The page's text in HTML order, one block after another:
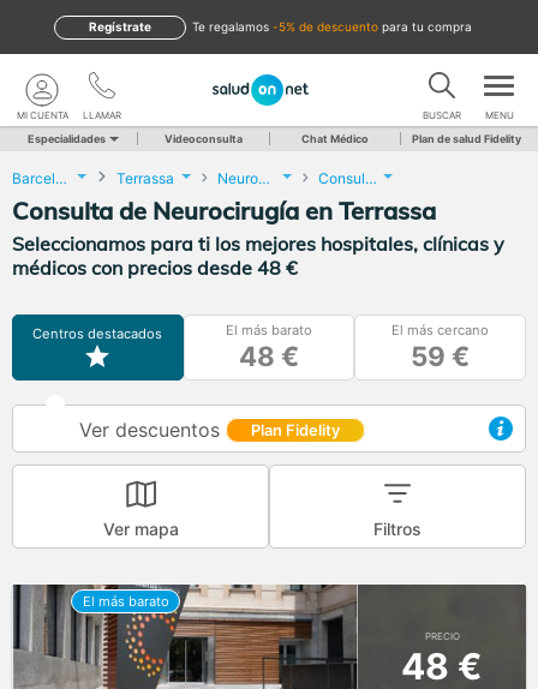
te regalamos -5% de descuento para tu compra
Regístrate
LLAMAR
MI CUENTA BUSCAR MENU
Especialidades Videoconsulta Chat Médico Plan de salud Fidelity
Barcelona Terrassa Neurocirugía Consulta de Neurocirugía
Consulta de Neurocirugía en Terrassa
Seleccionamos para ti los mejores hospitales, clínicas y
médicos con precios desde 48 €
Centros destacados El más barato
48 €
El más cercano
59 €
Ver descuentos Plan Fidelity
Ver mapa Filtros
PRECIO
48 €